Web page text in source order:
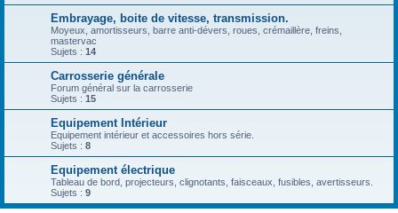
Embrayage, boite de vitesse, transmission.
Moyeux, amortisseurs, barre anti-dévers, roues, crémaillère, freins,
mastervac
Sujets : 14
Carrosserie générale
Forum général sur la carrosserie
Sujets : 15
Equipement Intérieur
Equipement intérieur et accessoires hors série.
Sujets : 8
Equipement électrique
Tableau de bord, projecteurs, clignotants, faisceaux, fusibles, avertisseurs.
Sujets : 9